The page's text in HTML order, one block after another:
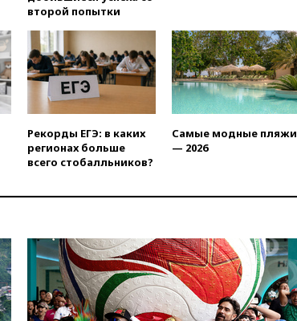
беспилотник над Россией
вчера, 20:27Ямпольская
призвала оптимизировать
олимпиады для поступления в
вчера, 20:15Минтранс
предложил оплачивать
защиту дорог от БПЛА из
вчера, 20:00Зеленский 8
вчера, 19:58В Госдуму будет
внесен законопроект об
отмене ЕГЭ
вчера, 19:50 Аэропорты Сочи и
второй попытки
Рекорды ЕГЭ: в каких
регионах больше
всего стобалльников?
Самые модные пляжи
— 2026